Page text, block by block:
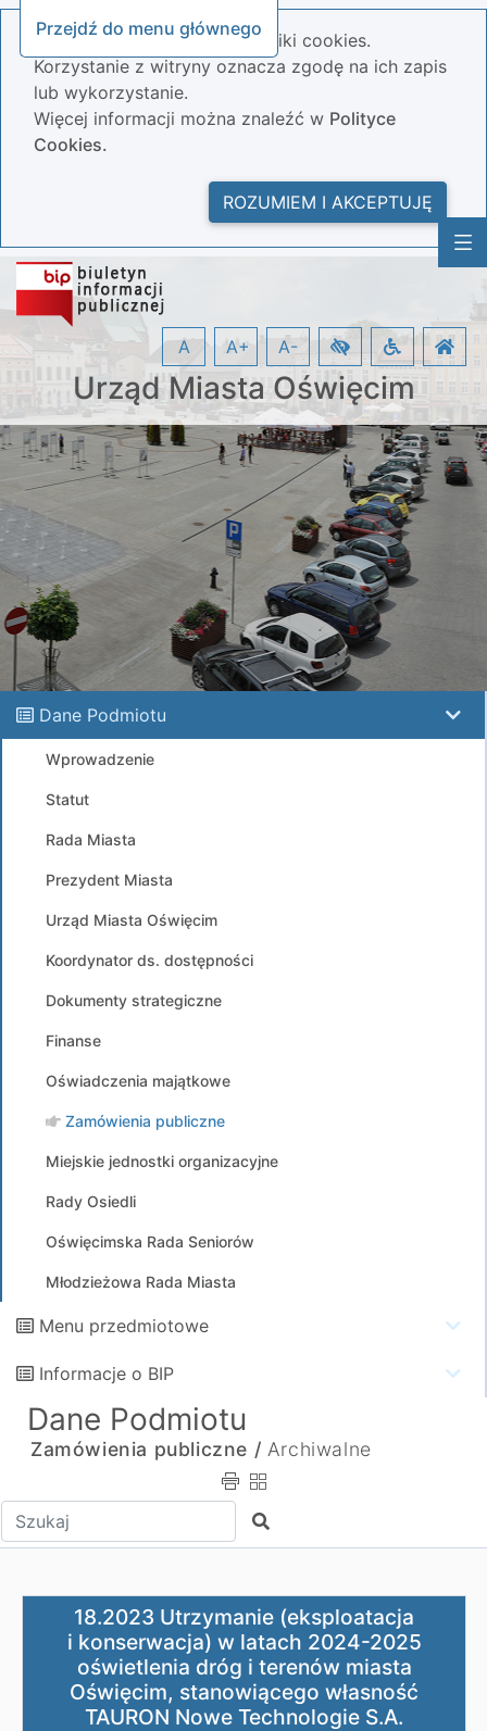
Przejdź do menu głównego
Nasza strona wykorzystuje pliki cookies.
Korzystanie z witryny oznacza zgodę na ich zapis
lub wykorzystanie.
Więcej informacji można znaleźć w Polityce
Cookies.
ROZUMIEM I AKCEPTUJĘ
Urząd Miasta Oświęcim
A A+ A-
Dane Podmiotu
Wprowadzenie
Statut
Rada Miasta
Prezydent Miasta
Urząd Miasta Oświęcim
Koordynator ds. dostępności
Dokumenty strategiczne
Finanse
Oświadczenia majątkowe
Zamówienia publiczne
Miejskie jednostki organizacyjne
Rady Osiedli
Oświęcimska Rada Seniorów
Młodzieżowa Rada Miasta
Menu przedmiotowe
Informacje o BIP
Dane Podmiotu
Zamówienia publiczne / Archiwalne
Wpisz tekst do wyszukania Szukaj
18.2023 Utrzymanie (eksploatacja i konserwacja) w
18.2023 Utrzymanie (eksploatacja
i konserwacja) w latach 2024-2025
oświetlenia dróg i terenów miasta
Oświęcim, stanowiącego własność
TAURON Nowe Technologie S.A.